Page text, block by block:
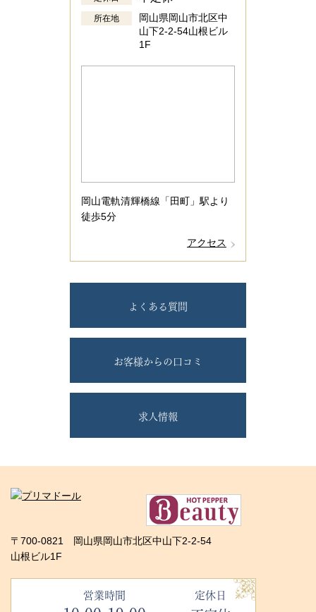
所在地
岡山県岡山市北区中
山下2-2-54山根ビル
1F
岡山電軌清輝橋線「田町」駅より
徒歩5分
アクセス
よくある質問
お客様からの口コミ
求人情報
〒700-0821 岡山県岡山市北区中山下2-2-54
山根ビル1F
営業時間 定休日